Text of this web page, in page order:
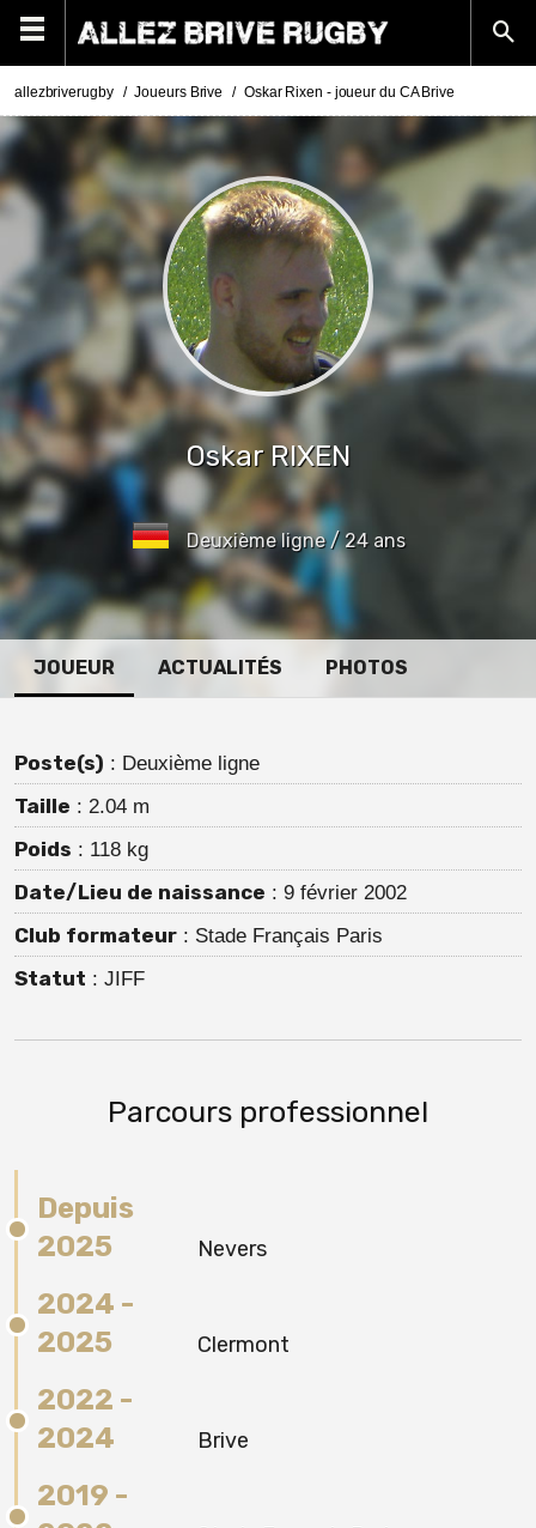
allezbriverugby Joueurs Brive Oskar Rixen - joueur du CA Brive
Oskar RIXEN
Deuxième ligne / 24 ans
JOUEUR ACTUALITÉS PHOTOS
Poste(s) : Deuxième ligne
Taille : 2.04 m
Poids : 118 kg
Date/Lieu de naissance : 9 février 2002
Club formateur : Stade Français Paris
Statut : JIFF
Parcours professionnel
Depuis
2025
Nevers
2024 -
2025
Clermont
2022 -
2024
Brive
2019 -